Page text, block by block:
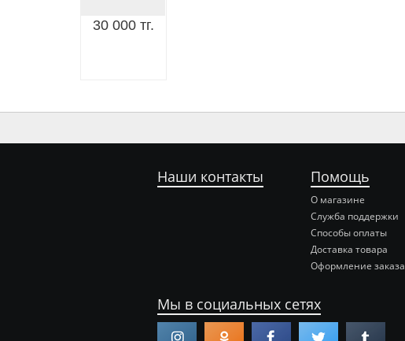
30 000 тг.
Наши контакты Помощь
О магазине
Служба поддержки
Способы оплаты
Доставка товара
Оформление заказа
Мы в социальных сетях